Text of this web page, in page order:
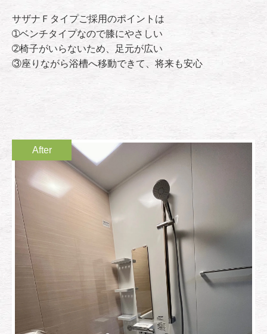
サザナＦタイプご採用のポイントは
➀ベンチタイプなので膝にやさしい
➁椅子がいらないため、足元が広い
③座りながら浴槽へ移動できて、将来も安心
After